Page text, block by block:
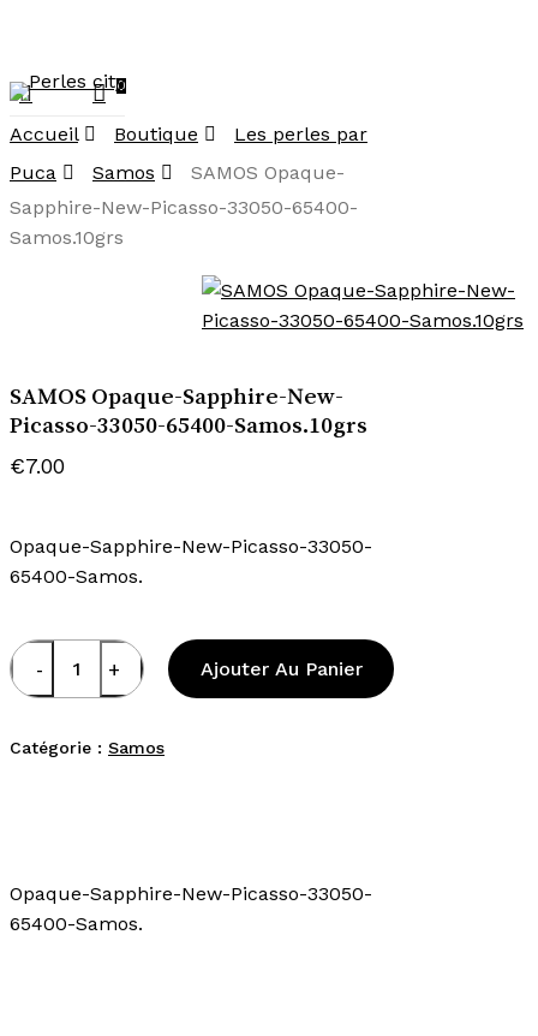
mainsearch
account
0
Menu
Accueil Boutique
Les perles par
Puca
Samos
SAMOS Opaque-
Sapphire-New-Picasso-33050-65400-
Samos.10grs
SAMOS Opaque-Sapphire-New-
Picasso-33050-65400-Samos.10grs
€7.00
Opaque-Sapphire-New-Picasso-33050-
65400-Samos.
Ajouter Au Panier
Catégorie : Samos
Opaque-Sapphire-New-Picasso-33050-
65400-Samos.